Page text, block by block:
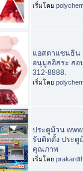
เริ่มโดย
แอสตาแซนธิน
อนุมูลอิสระ สอ
312-8888.
เริ่มโดย
ประตูม้วน
รับติดตั้ง ประตู
คุณภาพ
เริ่มโดย